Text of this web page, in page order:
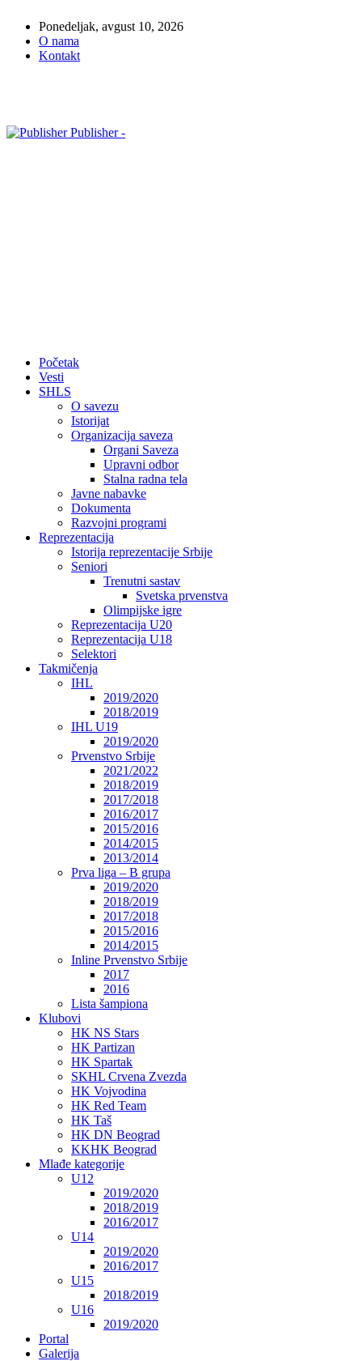
Ponedeljak, avgust 10, 2026
O nama
Kontakt
Publisher -
Početak
Vesti
SHLS
O savezu
Istorijat
Organizacija saveza
Organi Saveza
Upravni odbor
Stalna radna tela
Javne nabavke
Dokumenta
Razvojni programi
Reprezentacija
Istorija reprezentacije Srbije
Seniori
Trenutni sastav
Svetska prvenstva
Olimpijske igre
Reprezentacija U20
Reprezentacija U18
Selektori
Takmičenja
IHL
2019/2020
2018/2019
IHL U19
2019/2020
Prvenstvo Srbije
2021/2022
2018/2019
2017/2018
2016/2017
2015/2016
2014/2015
2013/2014
Prva liga – B grupa
2019/2020
2018/2019
2017/2018
2015/2016
2014/2015
Inline Prvenstvo Srbije
2017
2016
Lista šampiona
Klubovi
HK NS Stars
HK Partizan
HK Spartak
SKHL Crvena Zvezda
HK Vojvodina
HK Red Team
HK Taš
HK DN Beograd
KKHK Beograd
Mlađe kategorije
U12
2019/2020
2018/2019
2016/2017
U14
2019/2020
2016/2017
U15
2018/2019
U16
2019/2020
Portal
Galerija